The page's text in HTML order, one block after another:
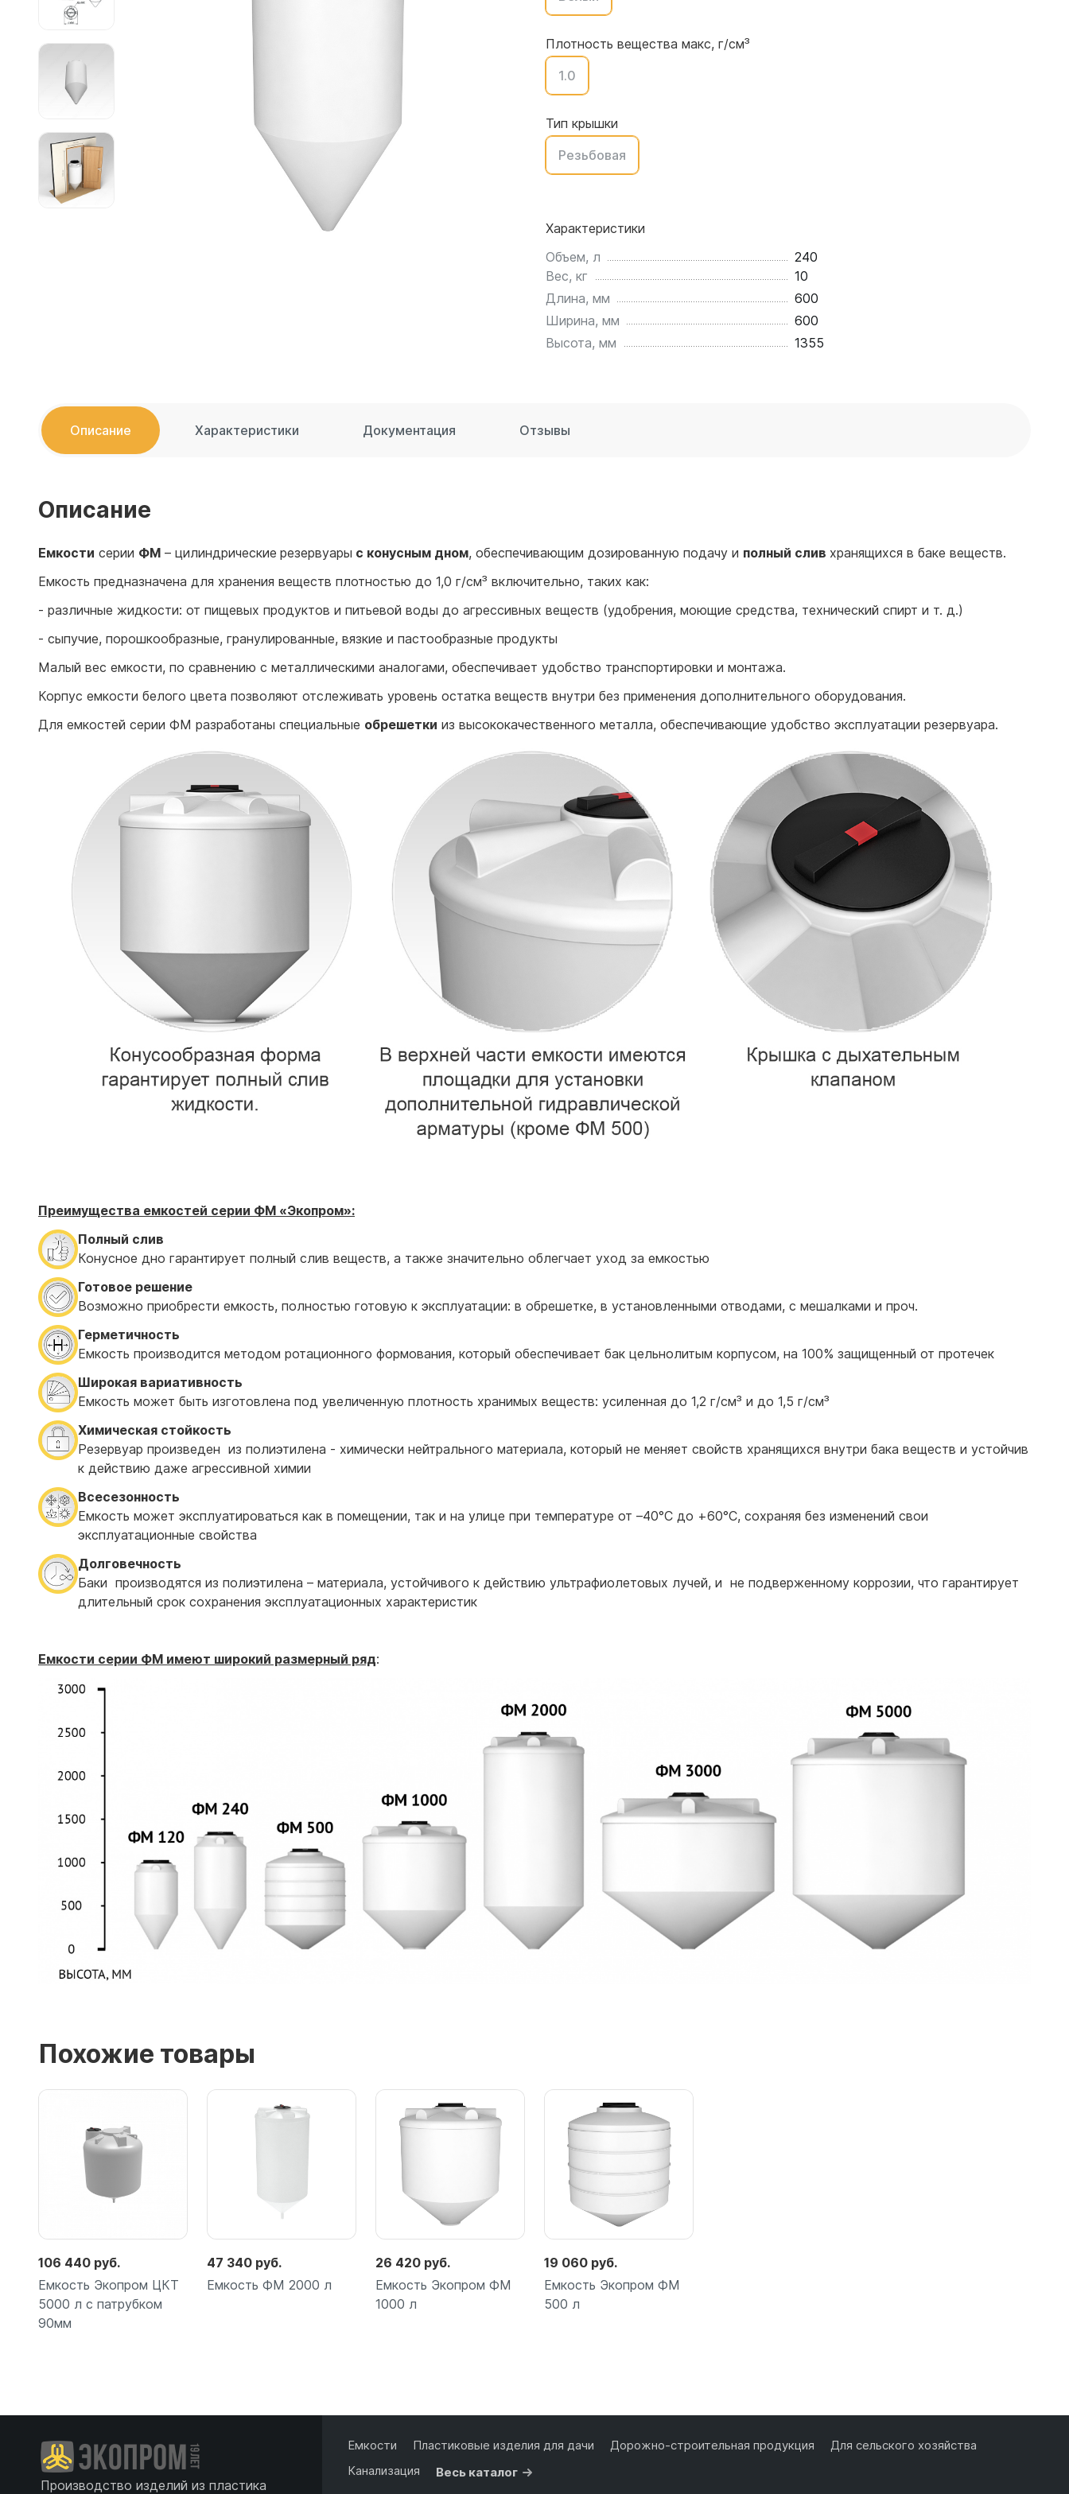
Емкости для воды 4500 литров
Емкости для воды 1500 литров
Емкости для воды 1000 литров
Емкости для воды 750 литров
Емкости для воды 600 литров
Емкости для воды 500 литров
Емкости для воды 400 литров
ЦКТ для ферментации
Плотность вещества макс, г/см³
1.0
Тип крышки
Резьбовая
Характеристики
Объем, л
240
Вес, кг
10
Длина, мм
600
Ширина, мм
600
Высота, мм
1355
Описание Характеристики Документация Отзывы
Описание
Емкости серии ФМ – цилиндрические резервуары с конусным дном, обеспечивающим дозированную подачу и полный слив хранящихся в баке веществ.
Емкость предназначена для хранения веществ плотностью до 1,0 г/см³ включительно, таких как:
- различные жидкости: от пищевых продуктов и питьевой воды до агрессивных веществ (удобрения, моющие средства, технический спирт и т. д.)
- сыпучие, порошкообразные, гранулированные, вязкие и пастообразные продукты
Малый вес емкости, по сравнению с металлическими аналогами, обеспечивает удобство транспортировки и монтажа.
Корпус емкости белого цвета позволяют отслеживать уровень остатка веществ внутри без применения дополнительного оборудования.
Для емкостей серии ФМ разработаны специальные обрешетки из высококачественного металла, обеспечивающие удобство эксплуатации резервуара.
Преимущества емкостей серии ФМ «Экопром»:
Полный слив
Конусное дно гарантирует полный слив веществ, а также значительно облегчает уход за емкостью
Готовое решение
Возможно приобрести емкость, полностью готовую к эксплуатации: в обрешетке, в установленными отводами, с мешалками и проч.
Герметичность
Емкость производится методом ротационного формования, который обеспечивает бак цельнолитым корпусом, на 100% защищенный от протечек
Широкая вариативность
Емкость может быть изготовлена под увеличенную плотность хранимых веществ: усиленная до 1,2 г/см³ и до 1,5 г/см³
Химическая стойкость
Резервуар произведен из полиэтилена - химически нейтрального материала, который не меняет свойств хранящихся внутри бака веществ и устойчив
к действию даже агрессивной химии
Всесезонность
Емкость может эксплуатироваться как в помещении, так и на улице при температуре от –40°С до +60°С, сохраняя без изменений свои
эксплуатационные свойства
Долговечность
Баки производятся из полиэтилена – материала, устойчивого к действию ультрафиолетовых лучей, и не подверженному коррозии, что гарантирует
длительный срок сохранения эксплуатационных характеристик
Емкости серии ФМ имеют широкий размерный ряд:
Похожие товары
106 440 руб.
Емкость Экопром ЦКТ
5000 л с патрубком
90мм
47 340 руб.
Емкость ФМ 2000 л
26 420 руб.
Емкость Экопром ФМ
1000 л
19 060 руб.
Емкость Экопром ФМ
500 л
Производство изделий из пластика
Емкости Пластиковые изделия для дачи Дорожно-строительная продукция
Для сельского хозяйства
Канализация
Весь каталог